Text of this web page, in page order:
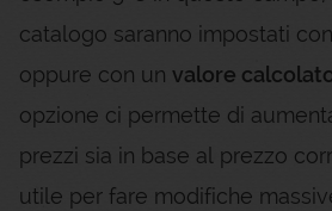
catalogo saranno impostati
oppure con un valore
opzione ci permette di
prezzi sia in base al prezzo
utile per fare modifiche